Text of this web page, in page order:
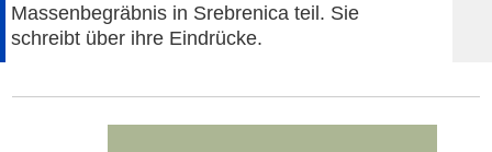
Massenbegräbnis in Srebrenica teil. Sie
schreibt über ihre Eindrücke.